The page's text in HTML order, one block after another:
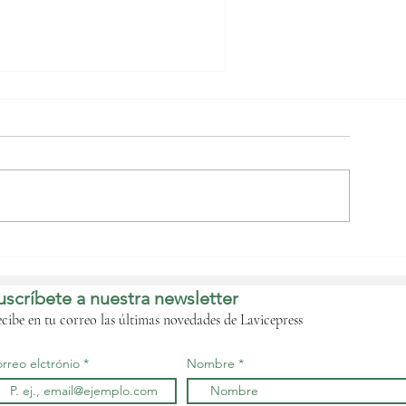
ordinaria del
Técnico de
a nuestra newsletter
en tu correo las últimas novedades de Lavicepress
elctrónio Nombre